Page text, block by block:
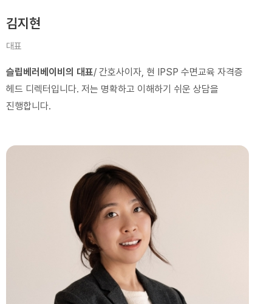
김지현
대표
슬립베러베이비의 대표/ 간호사이자, 현 IPSP 수면교육 자격증
헤드 디렉터입니다. 저는 명확하고 이해하기 쉬운 상담을
진행합니다.